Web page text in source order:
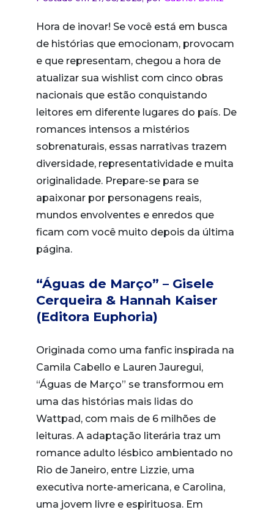
Hora de inovar! Se você está em busca
de histórias que emocionam, provocam
e que representam, chegou a hora de
atualizar sua wishlist com cinco obras
nacionais que estão conquistando
leitores em diferente lugares do país. De
romances intensos a mistérios
sobrenaturais, essas narrativas trazem
diversidade, representatividade e muita
originalidade. Prepare-se para se
apaixonar por personagens reais,
mundos envolventes e enredos que
ficam com você muito depois da última
página.
“Águas de Março” – Gisele
Cerqueira & Hannah Kaiser
(Editora Euphoria)
Originada como uma fanfic inspirada na
Camila Cabello e Lauren Jauregui,
“Águas de Março” se transformou em
uma das histórias mais lidas do
Wattpad, com mais de 6 milhões de
leituras. A adaptação literária traz um
romance adulto lésbico ambientado no
Rio de Janeiro, entre Lizzie, uma
executiva norte-americana, e Carolina,
uma jovem livre e espirituosa. Em